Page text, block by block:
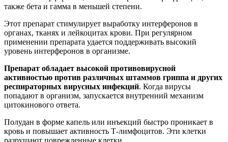
также бета и гамма в меньшей степени.
Этот препарат стимулирует выработку интерферонов в
органах, тканях и лейкоцитах крови. При регулярном
применении препарата удается поддерживать высокий
уровень интерферонов в организме.
Препарат обладает высокой противовирусной
активностью против различных штаммов гриппа и других
респираторных вирусных инфекций. Когда вирусы
попадают в организм, запускается внутренний механизм
цитокинового ответа.
Полудан в форме капель или инъекций быстро проникает в
кровь и повышает активность Т-лимфоцитов. Эти клетки